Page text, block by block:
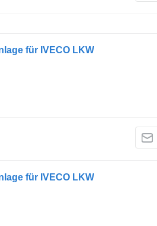
für IVECO LKW
für IVECO LKW